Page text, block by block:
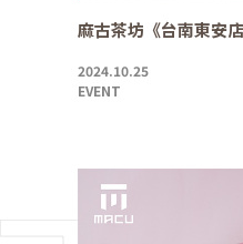
麻古茶坊《台南東安
2024.10.25
EVENT